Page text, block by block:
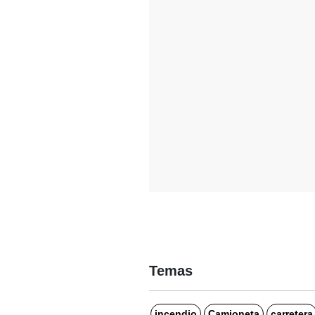
Temas